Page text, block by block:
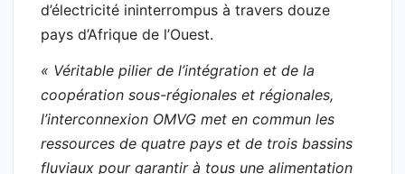
d’électricité ininterrompus à travers douze
pays d’Afrique de l’Ouest.
« Véritable pilier de l’intégration et de la
coopération sous-régionales et régionales,
l’interconnexion OMVG met en commun les
ressources de quatre pays et de trois bassins
fluviaux pour garantir à tous une alimentation